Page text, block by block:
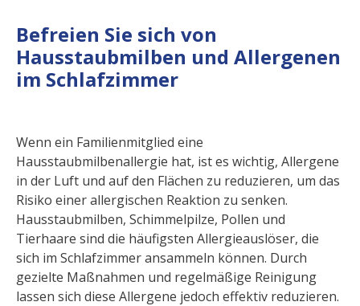
Befreien Sie sich von
Hausstaubmilben und Allergenen
im Schlafzimmer
Wenn ein Familienmitglied eine
Hausstaubmilbenallergie hat, ist es wichtig, Allergene
in der Luft und auf den Flächen zu reduzieren, um das
Risiko einer allergischen Reaktion zu senken.
Hausstaubmilben, Schimmelpilze, Pollen und
Tierhaare sind die häufigsten Allergieauslöser, die
sich im Schlafzimmer ansammeln können. Durch
gezielte Maßnahmen und regelmäßige Reinigung
lassen sich diese Allergene jedoch effektiv reduzieren.